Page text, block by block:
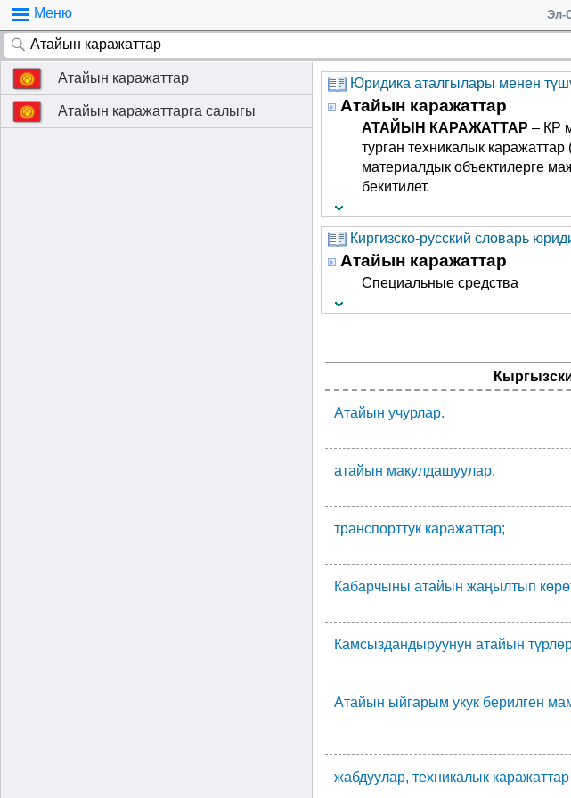
Меню Эл-
Атайын каражаттар
Атайын каражаттарга салыгы
Юридика аталгылары менен
Атайын каражаттар
АТАЙЫН КАРАЖАТТАР – КР
турган техникалык
материалдык объектилерге
бекитилет.
Киргизско-русский словарь
Атайын каражаттар
Специальные средства
Атайын учурлар.
атайын макулдашуулар.
транспорттук каражаттар;
Кабарчыны атайын жаңылтып
Камсыздандыруунун атайын
Атайын ыйгарым укук берилген
жабдуулар, техникалык